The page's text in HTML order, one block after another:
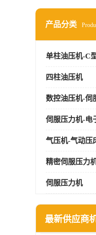
产品分类
单柱油压机-C
四柱油压机
数控油压机-伺
伺服压力机-电
气压机-气动压
精密伺服压力
伺服压力机
最新供应商